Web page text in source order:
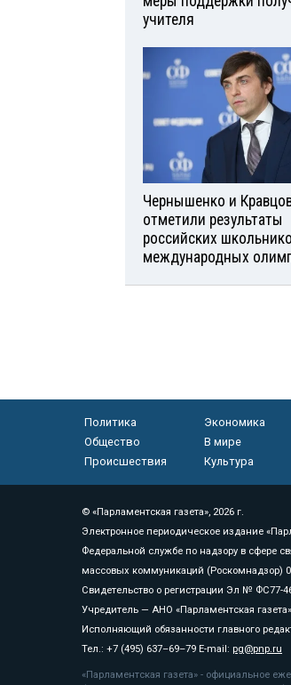
учителя
Чернышенко и
отметили результаты
российских
международных
Политика
Экономика
Общество
В мире
Происшествия
Культура
© «Парламентская газета», 2026 г.
Электронное периодическое издание
Федеральной службе по надзору в сфере
массовых коммуникаций (Роскомнадзор)
Свидетельство о регистрации Эл № ФС77-
Учредитель — АНО «Парламентская газета»
Исполняющий обязанности главного
Тел.: +7 (495) 637–69–79 E-mail: pg@pnp.ru
«Парламентская газета» - официальное